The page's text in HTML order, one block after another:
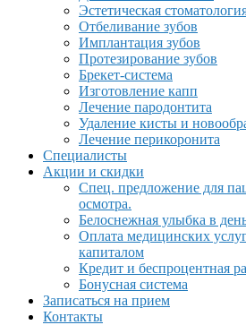
Эстетическая
Отбеливание зубов
Имплантация зубов
Протезирование зубов
Брекет-система
Изготовление капп
Лечение пародонтита
Удаление кисты и
Лечение перикоронита
Специалисты
Акции и скидки
Спец. предложение для
осмотра.
Белоснежная улыбка в
Оплата медицинских
капиталом
Кредит и беспроцентная
Бонусная система
Записаться на прием
Контакты